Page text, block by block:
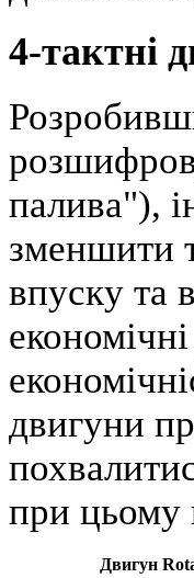
4-тактні
палива"),
зменшити
впуску та
двигуни
при цьому
Двигун